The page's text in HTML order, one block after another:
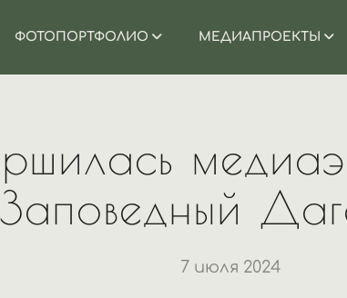
ФОТОПОРТФОЛИО МЕДИАПРОЕКТЫ
7 июля 2024